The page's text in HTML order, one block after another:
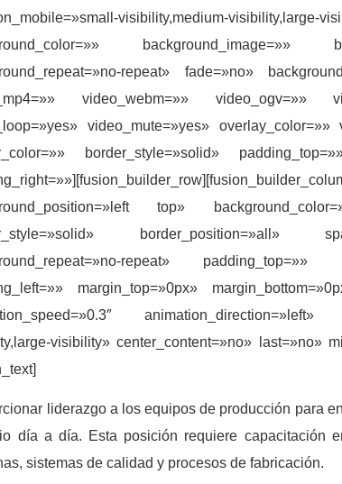
visibility,medium-
background_image=»»
repeat» fade=»no»
video_webm=»» video_ogv=»»
video_mute=»yes» overlay_color=»»
border_style=»solid»
top»
border_position=»all»
repeat» padding_top=»»
margin_top=»0px»
animation_direction=»left»
visibility» center_content=»no» last=»no»
liderazgo a los equipos de producción para
día a día. Esta posición requiere capacitación
sistemas de calidad y procesos de fabricación.